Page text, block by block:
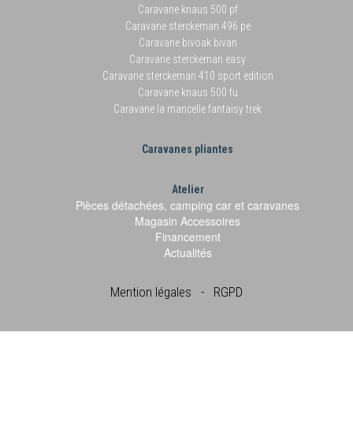
Caravane knaus 500 pf
Caravane sterckeman 496 pe
Caravane bivoak bivan
Caravane sterckeman easy
Caravane sterckeman 410 sport edition
Caravane knaus 500 fu
Caravane la mancelle fantaisy trek
Caravanes pliantes
Atelier
Pièces détachées, camping car et caravanes
Magasin Accessoires
Financement
Actualités
Mention légales - RGPD